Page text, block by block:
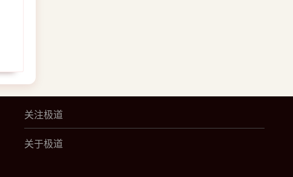
关注极道
关于极道